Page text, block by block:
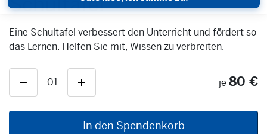
Eine Schultafel verbessert den Unterricht und fördert so
das Lernen. Helfen Sie mit, Wissen zu verbreiten.
01 je 80 €
In den Spendenkorb